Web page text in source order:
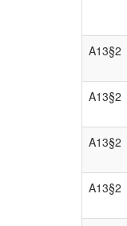
A13§2
A13§2
A13§2
A13§2